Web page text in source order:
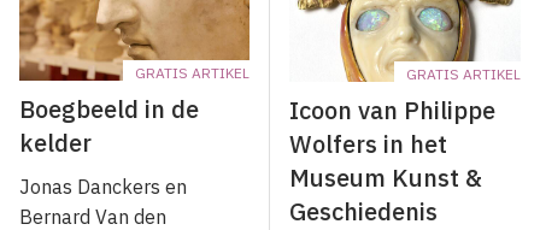
GRATIS ARTIKEL
Boegbeeld in de
kelder
Jonas Danckers en
Bernard Van den
GRATIS ARTIKEL
Icoon van Philippe
Wolfers in het
Museum Kunst &
Geschiedenis